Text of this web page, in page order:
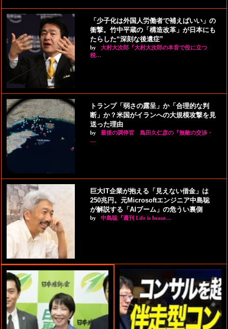
「少子化は外国人労働者で補えばいい」の
衝撃。竹中平蔵の「構造改革」が日本にも
たらした“深刻な後遺症”
by
大村大次郎『大村大次郎の本音で役に立つ
税…
トランプ「弱さの露呈」か「合理的な判
断」か？米国がイランへの大規模攻撃を見
送った理由
by
最後の調停官 島田久仁彦の『無敵の交渉・
…
巨大IT企業が抱える「見えない借金」は
250兆円。元Microsoftエンジニア中島聡
が解説する「AIブーム」の危うい裏側
by 中島聡『週刊 Life is beaut…